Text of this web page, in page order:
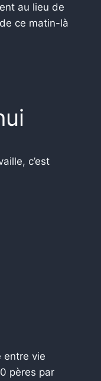
au lieu de
ce matin-là
c’est
entre vie
pères par